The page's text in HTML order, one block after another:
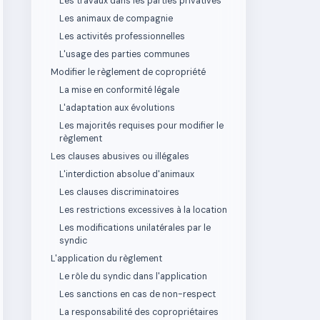
Les animaux de compagnie
Les activités professionnelles
L'usage des parties communes
Modifier le règlement de copropriété
La mise en conformité légale
L'adaptation aux évolutions
Les majorités requises pour modifier le
règlement
Les clauses abusives ou illégales
L'interdiction absolue d'animaux
Les clauses discriminatoires
Les restrictions excessives à la location
Les modifications unilatérales par le
syndic
L'application du règlement
Le rôle du syndic dans l'application
Les sanctions en cas de non-respect
La responsabilité des copropriétaires